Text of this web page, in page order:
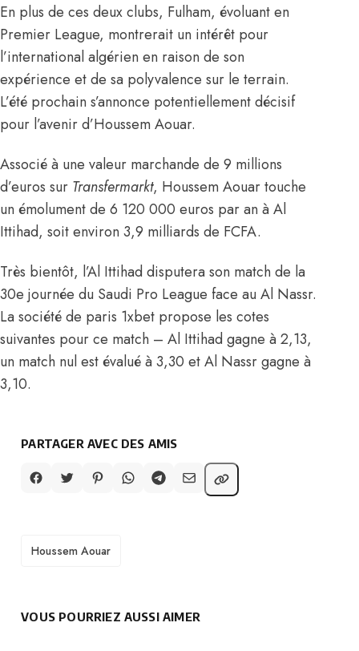
En plus de ces deux clubs, Fulham, évoluant en
Premier League, montrerait un intérêt pour
l’international algérien en raison de son
expérience et de sa polyvalence sur le terrain.
L’été prochain s’annonce potentiellement décisif
pour l’avenir d’Houssem Aouar.
Associé à une valeur marchande de 9 millions
d’euros sur Transfermarkt, Houssem Aouar touche
un émolument de 6 120 000 euros par an à Al
Ittihad, soit environ 3,9 milliards de FCFA.
Très bientôt, l’Al Ittihad disputera son match de la
30e journée du Saudi Pro League face au Al Nassr.
La société de paris 1xbet propose les cotes
suivantes pour ce match – Al Ittihad gagne à 2,13,
un match nul est évalué à 3,30 et Al Nassr gagne à
3,10.
PARTAGER AVEC DES AMIS
TAGS
Houssem Aouar
VOUS POURRIEZ AUSSI AIMER